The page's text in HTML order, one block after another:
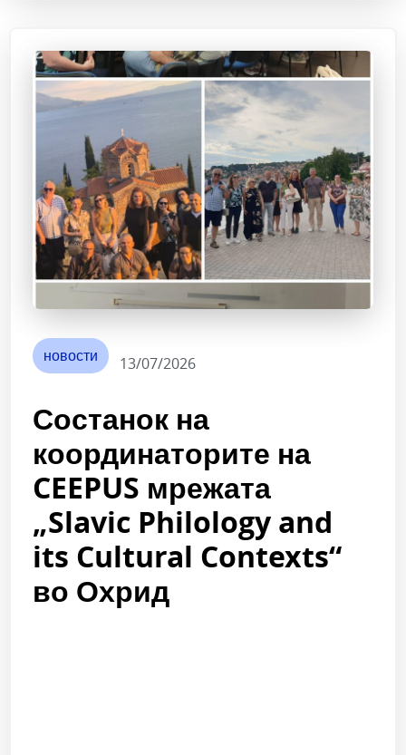
новости 13/07/2026
Состанок на
координаторите на
CEEPUS мрежата
„Slavic Philology and
its Cultural Contexts“
во Охрид